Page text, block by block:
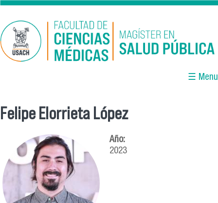
Pasar al contenido principal
☰ Menu
Se encuentra usted aquí
Felipe Elorrieta López
Año:
2023